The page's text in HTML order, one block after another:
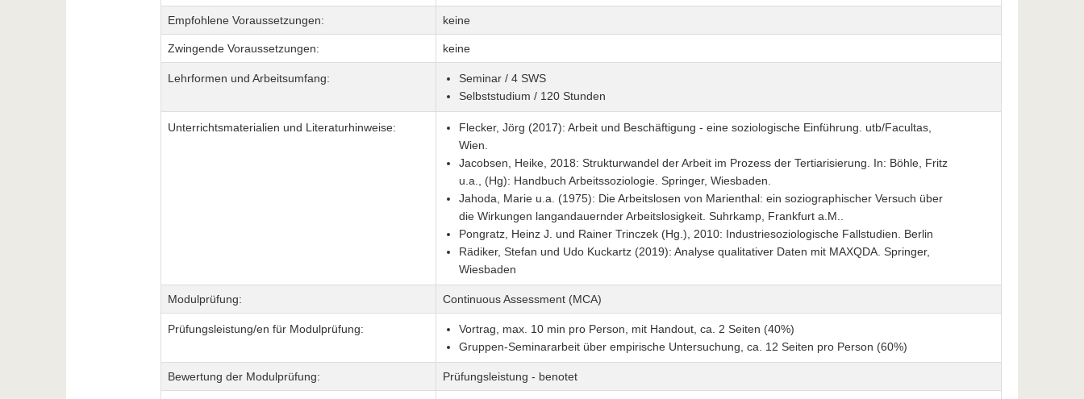
Empfohlene Voraussetzungen: keine
Zwingende Voraussetzungen: keine
Lehrformen und Arbeitsumfang:
Seminar / 4 SWS
Selbststudium / 120 Stunden
Unterrichtsmaterialien und Literaturhinweise:
Flecker, Jörg (2017): Arbeit und Beschäftigung - eine soziologische Einführung. utb/Facultas,
Wien.
Jacobsen, Heike, 2018: Strukturwandel der Arbeit im Prozess der Tertiarisierung. In: Böhle, Fritz
u.a., (Hg): Handbuch Arbeitssoziologie. Springer, Wiesbaden.
Jahoda, Marie u.a. (1975): Die Arbeitslosen von Marienthal: ein soziographischer Versuch über
die Wirkungen langandauernder Arbeitslosigkeit. Suhrkamp, Frankfurt a.M..
Pongratz, Heinz J. und Rainer Trinczek (Hg.), 2010: Industriesoziologische Fallstudien. Berlin
Rädiker, Stefan und Udo Kuckartz (2019): Analyse qualitativer Daten mit MAXQDA. Springer,
Wiesbaden
Modulprüfung: Continuous Assessment (MCA)
Prüfungsleistung/en für Modulprüfung:
Vortrag, max. 10 min pro Person, mit Handout, ca. 2 Seiten (40%)
Gruppen-Seminararbeit über empirische Untersuchung, ca. 12 Seiten pro Person (60%)
Bewertung der Modulprüfung: Prüfungsleistung - benotet